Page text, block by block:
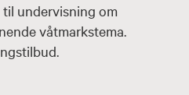
undervisning om
våtmarkstema.